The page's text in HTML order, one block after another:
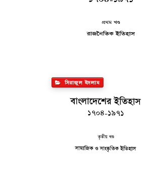
সিরাজুল ইসলাম